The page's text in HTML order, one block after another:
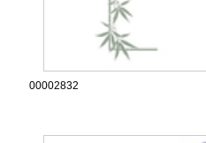
00002832